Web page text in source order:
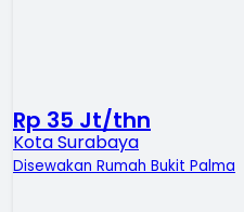
Rp 35 Jt/thn
Kota Surabaya
Disewakan Rumah Bukit Palma